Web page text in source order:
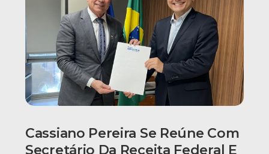
Cassiano Pereira Se Reúne Com
Secretário Da Receita Federal E